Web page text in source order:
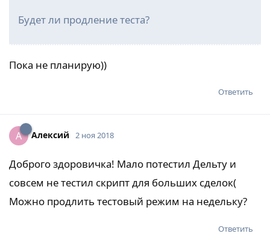
Будет ли продление теста?
Пока не планирую))
Ответить
А Алексий 2 ноя 2018
Доброго здоровичка! Мало потестил Дельту и
совсем не тестил скрипт для больших сделок(
Можно продлить тестовый режим на недельку?
Ответить